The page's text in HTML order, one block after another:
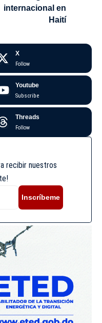
internacional en
Haití
X
Follow
Youtube
Subscribe
Threads
Follow
recibir nuestros
Inscríbeme